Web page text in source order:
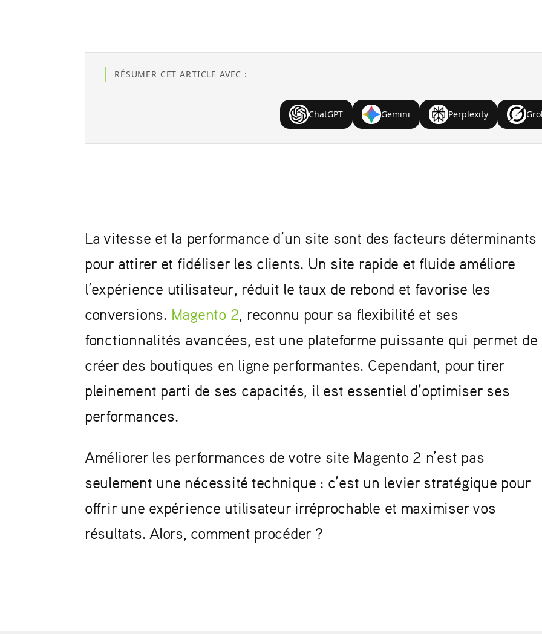
RÉSUMER CET ARTICLE AVEC :
ChatGPT Gemini Perplexity
La vitesse et la performance d’un site sont des facteurs déterminants
pour attirer et fidéliser les clients. Un site rapide et fluide améliore
l’expérience utilisateur, réduit le taux de rebond et favorise les
conversions. Magento 2, reconnu pour sa flexibilité et ses
fonctionnalités avancées, est une plateforme puissante qui permet de
créer des boutiques en ligne performantes. Cependant, pour tirer
pleinement parti de ses capacités, il est essentiel d’optimiser ses
performances.
Améliorer les performances de votre site Magento 2 n’est pas
seulement une nécessité technique : c’est un levier stratégique pour
offrir une expérience utilisateur irréprochable et maximiser vos
résultats. Alors, comment procéder ?